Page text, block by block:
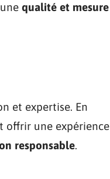
qualité et mesure
et expertise. En
offrir une expérience
responsable.